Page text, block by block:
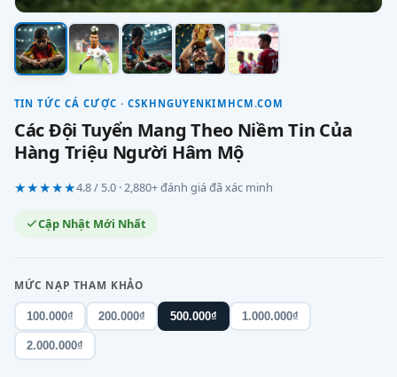
TIN TỨC CÁ CƯỢC · CSKHNGUYENKIMHCM.COM
Các Đội Tuyển Mang Theo Niềm Tin Của
Hàng Triệu Người Hâm Mộ
★★★★★4.8 / 5.0 · 2,880+ đánh giá đã xác minh
Cập Nhật Mới Nhất
MỨC NẠP THAM KHẢO
100.000₫ 200.000₫ 500.000₫ 1.000.000₫
2.000.000₫